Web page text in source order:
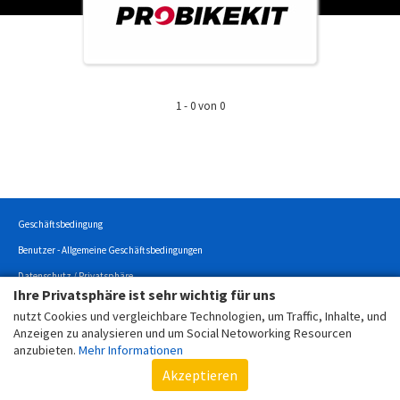
Ihre Privatsphäre ist sehr wichtig für uns
nutzt Cookies und vergleichbare Technologien, um Traffic, Inhalte, und
Anzeigen zu analysieren und um Social Netoworking Resourcen
anzubieten. Mehr Informationen
Akzeptieren
1 - 0 von 0
Geschäftsbedingung
Benutzer - Allgemeine Geschäftsbedingungen
Datenschutz / Privatsphäre
Cookierichtlinien
Impressum